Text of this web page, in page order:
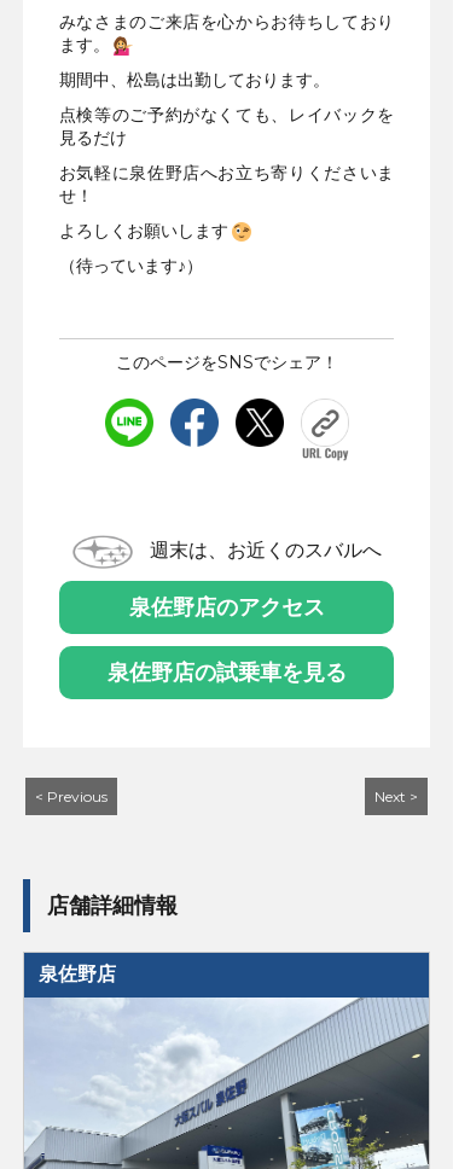
みなさまのご来店を心からお待ちしており
ます。
期間中、松島は出勤しております。
点検等のご予約がなくても、レイバックを
見るだけ
お気軽に泉佐野店へお立ち寄りくださいま
せ！
よろしくお願いします
（待っています♪）
このページをSNSでシェア！
週末は、お近くのスバルへ
泉佐野店のアクセス
泉佐野店の試乗車を見る
< Previous Next >
店舗詳細情報
泉佐野店